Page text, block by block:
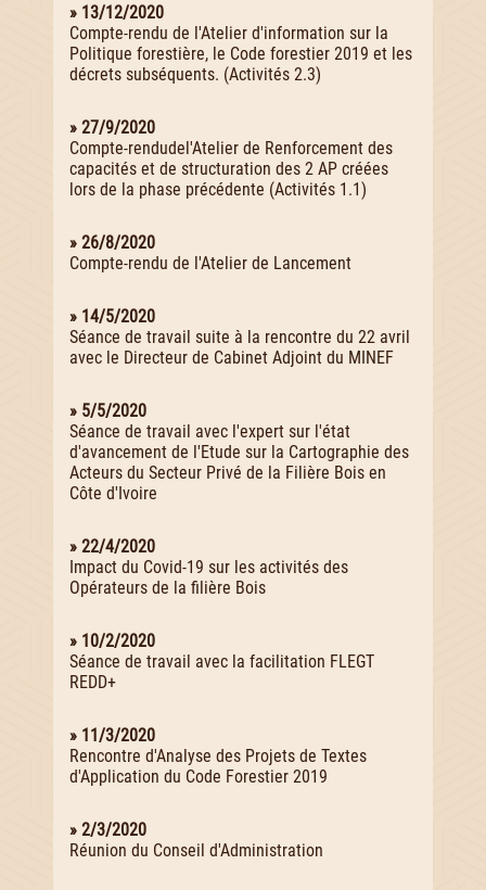
» 13/12/2020
Compte-rendu de l'Atelier d'information sur la
Politique forestière, le Code forestier 2019 et les
décrets subséquents. (Activités 2.3)
» 27/9/2020
Compte-rendudel'Atelier de Renforcement des
capacités et de structuration des 2 AP créées
lors de la phase précédente (Activités 1.1)
» 26/8/2020
Compte-rendu de l'Atelier de Lancement
» 14/5/2020
Séance de travail suite à la rencontre du 22 avril
avec le Directeur de Cabinet Adjoint du MINEF
» 5/5/2020
Séance de travail avec l'expert sur l'état
d'avancement de l'Etude sur la Cartographie des
Acteurs du Secteur Privé de la Filière Bois en
Côte d'Ivoire
» 22/4/2020
Impact du Covid-19 sur les activités des
Opérateurs de la filière Bois
» 10/2/2020
Séance de travail avec la facilitation FLEGT
REDD+
» 11/3/2020
Rencontre d'Analyse des Projets de Textes
d'Application du Code Forestier 2019
» 2/3/2020
Réunion du Conseil d'Administration